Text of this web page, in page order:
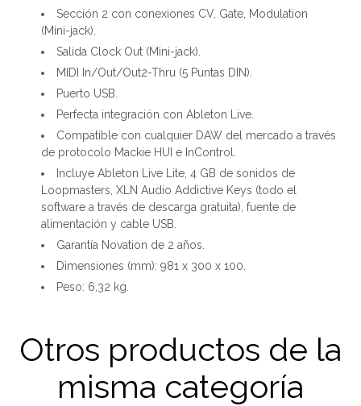
Sección 2 con conexiones CV, Gate, Modulation
(Mini-jack).
Salida Clock Out (Mini-jack).
MIDI In/Out/Out2-Thru (5 Puntas DIN).
Puerto USB.
Perfecta integración con Ableton Live.
Compatible con cualquier DAW del mercado a través
de protocolo Mackie HUI e InControl.
Incluye Ableton Live Lite, 4 GB de sonidos de
Loopmasters, XLN Audio Addictive Keys (todo el
software a través de descarga gratuita), fuente de
alimentación y cable USB.
Garantía Novation de 2 años.
Dimensiones (mm): 981 x 300 x 100.
Peso: 6,32 kg.
Otros productos de la
misma categoría